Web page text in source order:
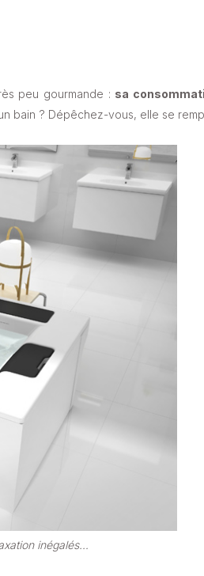
peu gourmande : sa
bain ? Dépêchez-vous, elle se
inégalés…